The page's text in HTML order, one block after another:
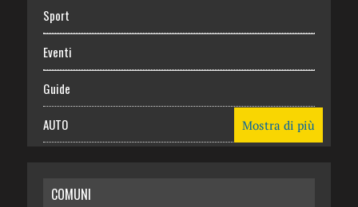
Sport
Eventi
Guide
AUTO
RISPARMIO
Mostra di più
COMUNI